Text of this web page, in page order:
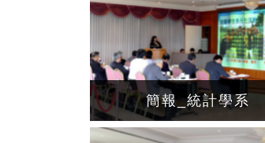
簡報_統計學系